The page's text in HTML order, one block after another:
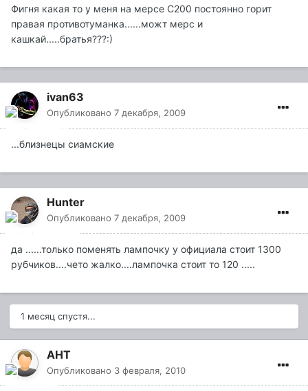
Фигня какая то у меня на мерсе С200 постоянно горит
правая противотуманка......можт мерс и
кашкай.....братья???:)
ivan63
Опубликовано 7 декабря, 2009
...близнецы сиамские
Hunter
Опубликовано 7 декабря, 2009
да ......только поменять лампочку у официала стоит 1300
рубчиков....чето жалко....лампочка стоит то 120 .....
1 месяц спустя...
АНТ
Опубликовано 3 февраля, 2010